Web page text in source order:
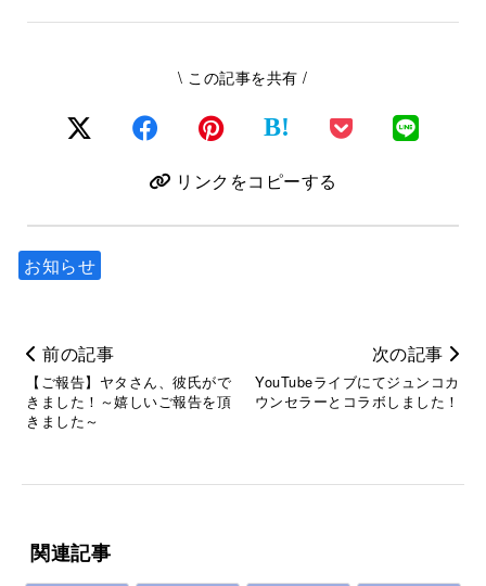
\ この記事を共有 /
B!
リンクをコピーする
お知らせ
前の記事
【ご報告】ヤタさん、彼氏がで
きました！～嬉しいご報告を頂
きました～
次の記事
YouTubeライブにてジュンコカ
ウンセラーとコラボしました！
関連記事